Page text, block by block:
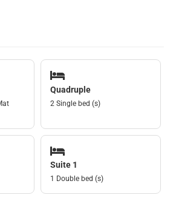
Quadruple
2 Single bed (s)
Suite 1
1 Double bed (s)